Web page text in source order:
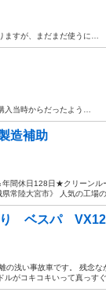
ますが、まだまだ使うに…
入当時からだったよう…
造補助
年間休日128日★クリーン
常陸大宮市》 人気の工場
り ベスパ
浅い事故車です。 残念な
がコキコキいって真っすぐ